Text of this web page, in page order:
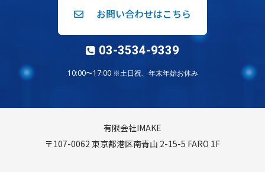
お問い合わせはこちら
03-3534-9339
10:00〜17:00 ※土日祝、年末年始お休み
有限会社IMAKE
〒107-0062 東京都港区南青山 2-15-5 FARO 1F